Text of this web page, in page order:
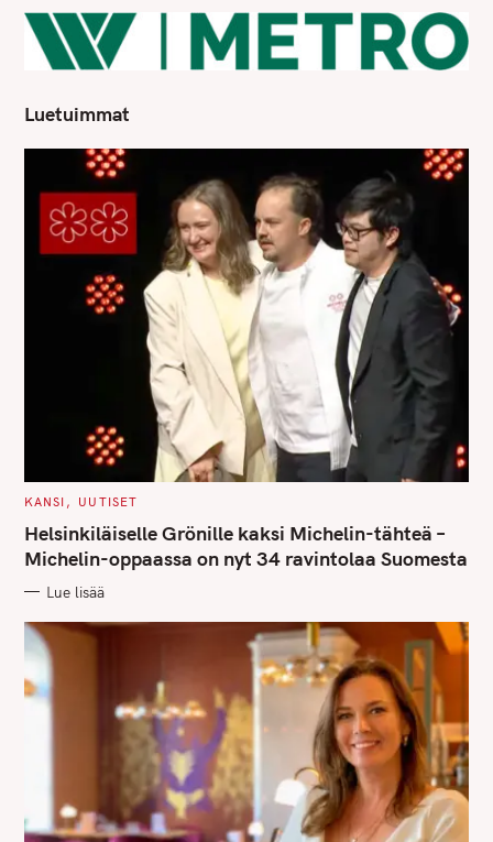
Luetuimmat
C
T
E
G
O
I
S
KANSI UUTISET
Helsinkiläiselle Grönille kaksi Michelin-tähteä –
Michelin-oppaassa on nyt 34 ravintolaa Suomesta
Lue lisää
r
: